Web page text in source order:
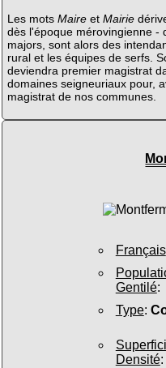
Les mots Maireet Mairie
dès l'époque mérovingienne -
majors, sont alors des
rural et les équipes de serfs.
deviendra premier magistrat
domaines seigneuriaux pour,
magistrat de nos communes.
Français
Gentilé:
Type:
Densité: